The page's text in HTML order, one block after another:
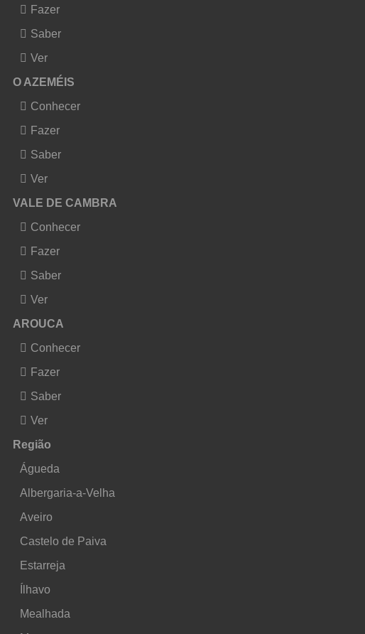
Fazer
Saber
Ver
O AZEMÉIS
Conhecer
Fazer
Saber
Ver
VALE DE CAMBRA
Conhecer
Fazer
Saber
Ver
AROUCA
Conhecer
Fazer
Saber
Ver
Região
Águeda
Albergaria-a-Velha
Aveiro
Castelo de Paiva
Estarreja
Ílhavo
Mealhada